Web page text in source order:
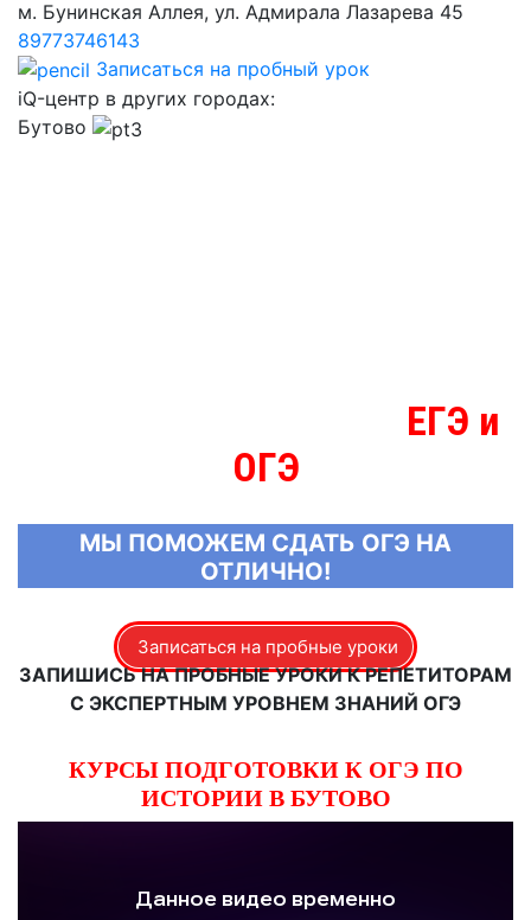
м. Бунинская Аллея, ул. Адмирала Лазарева 45
89773746143
Записаться на пробный урок
iQ-центр в других городах:
Бутово
ЕГЭ и
ОГЭ
МЫ ПОМОЖЕМ СДАТЬ ОГЭ НА
ОТЛИЧНО!
Записаться на пробные уроки
ЗАПИШИСЬ НА ПРОБНЫЕ УРОКИ К РЕПЕТИТОРАМ
С ЭКСПЕРТНЫМ УРОВНЕМ ЗНАНИЙ ОГЭ
КУРСЫ ПОДГОТОВКИ К ОГЭ ПО
ИСТОРИИ В БУТОВО